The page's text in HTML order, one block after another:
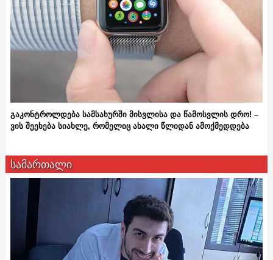
გაკონტროლდება სამსახურში მისვლისა და წამოსვლის დრო! –
ვის შეეხება სიახლე, რომელიც ახალი წლიდან ამოქმედდება
სამართალი